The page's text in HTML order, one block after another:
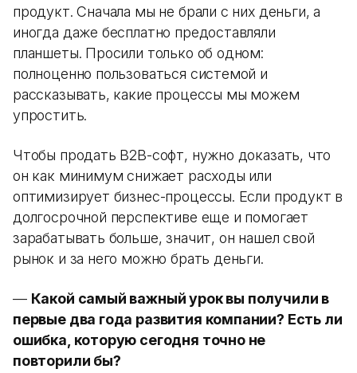
продукт. Сначала мы не брали с них деньги, а
иногда даже бесплатно предоставляли
планшеты. Просили только об одном:
полноценно пользоваться системой и
рассказывать, какие процессы мы можем
упростить.
Чтобы продать B2B-софт, нужно доказать, что
он как минимум снижает расходы или
оптимизирует бизнес-процессы. Если продукт в
долгосрочной перспективе еще и помогает
зарабатывать больше, значит, он нашел свой
рынок и за него можно брать деньги.
— Какой самый важный урок вы получили в
первые два года развития компании? Есть ли
ошибка, которую сегодня точно не
повторили бы?